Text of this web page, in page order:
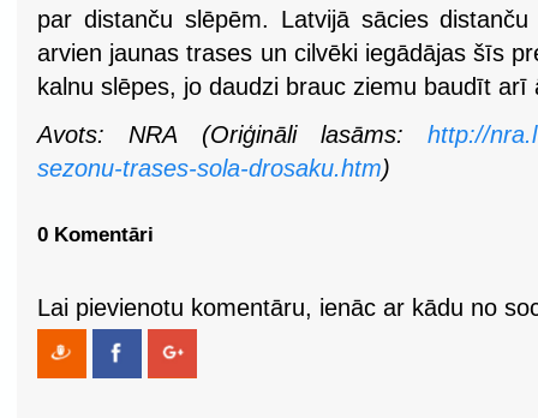
par distanču slēpēm. Latvijā sācies
arvien jaunas trases un cilvēki iegādājas šīs
kalnu slēpes, jo daudzi brauc ziemu baudīt arī
Avots: NRA (Oriģināli lasāms: http://
sezonu-trases-sola-drosaku.htm)
0 Komentāri
Lai pievienotu komentāru, ienāc ar kādu no